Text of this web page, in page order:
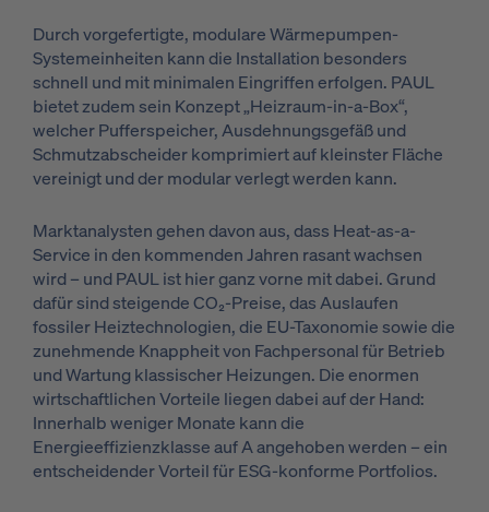
Durch vorgefertigte, modulare Wärmepumpen-
Systemeinheiten kann die Installation besonders
schnell und mit minimalen Eingriffen erfolgen. PAUL
bietet zudem sein Konzept „Heizraum-in-a-Box“,
welcher Pufferspeicher, Ausdehnungsgefäß und
Schmutzabscheider komprimiert auf kleinster Fläche
vereinigt und der modular verlegt werden kann.
Marktanalysten gehen davon aus, dass Heat-as-a-
Service in den kommenden Jahren rasant wachsen
wird – und PAUL ist hier ganz vorne mit dabei. Grund
dafür sind steigende CO₂-Preise, das Auslaufen
fossiler Heiztechnologien, die EU-Taxonomie sowie die
zunehmende Knappheit von Fachpersonal für Betrieb
und Wartung klassischer Heizungen. Die enormen
wirtschaftlichen Vorteile liegen dabei auf der Hand:
Innerhalb weniger Monate kann die
Energieeffizienzklasse auf A angehoben werden – ein
entscheidender Vorteil für ESG-konforme Portfolios.